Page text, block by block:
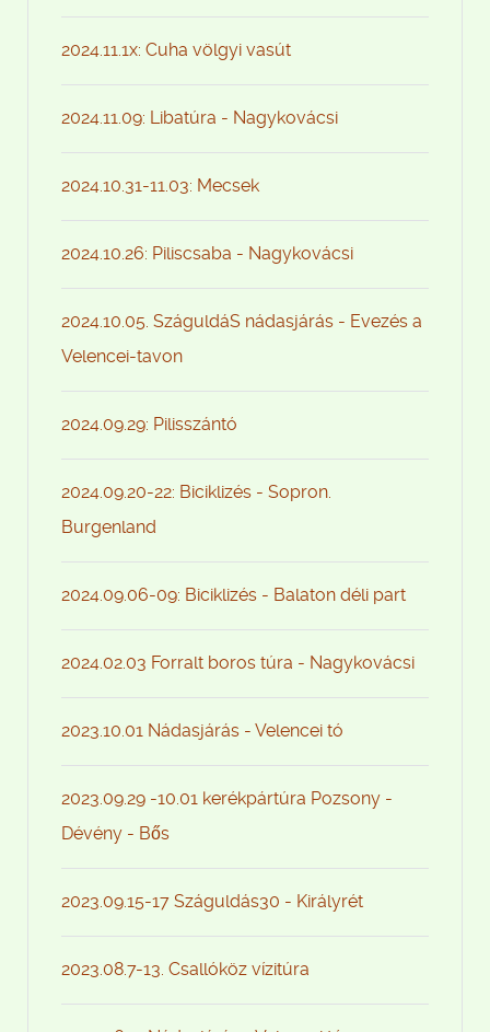
2024.11.1x: Cuha völgyi vasút
2024.11.09: Libatúra - Nagykovácsi
2024.10.31-11.03: Mecsek
2024.10.26: Piliscsaba - Nagykovácsi
2024.10.05. SzáguldáS nádasjárás - Evezés a
Velencei-tavon
2024.09.29: Pilisszántó
2024.09.20-22: Biciklizés - Sopron.
Burgenland
2024.09.06-09: Biciklizés - Balaton déli part
2024.02.03 Forralt boros túra - Nagykovácsi
2023.10.01 Nádasjárás - Velencei tó
2023.09.29 -10.01 kerékpártúra Pozsony -
Dévény - Bős
2023.09.15-17 Száguldás30 - Királyrét
2023.08.7-13. Csallóköz vízitúra